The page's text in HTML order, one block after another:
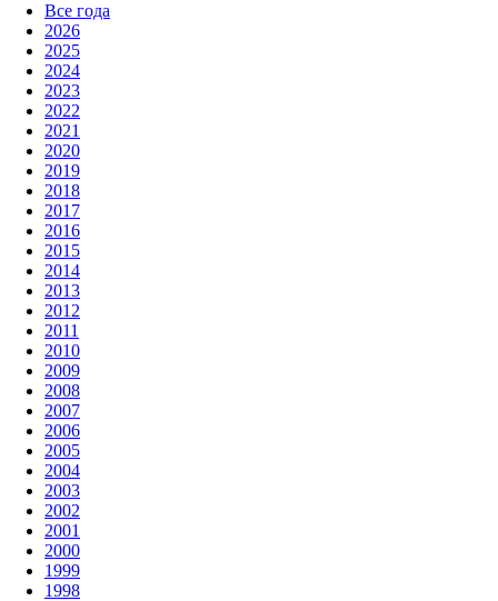
Все года
2026
2025
2024
2023
2022
2021
2020
2019
2018
2017
2016
2015
2014
2013
2012
2011
2010
2009
2008
2007
2006
2005
2004
2003
2002
2001
2000
1999
1998